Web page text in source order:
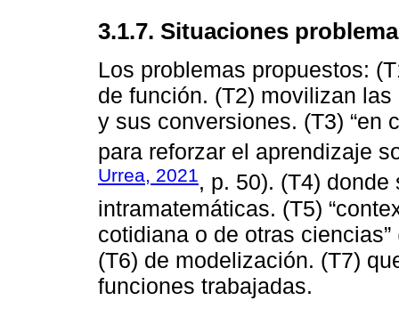
3.1.7. Situaciones problema
Los problemas propuestos:
de función. (T2) movilizan
y sus conversiones. (T3) “en
para reforzar el aprendizaje
Urrea, 2021, p. 50). (T4)
intramatemáticas. (T5)
cotidiana o de otras
(T6) de modelización. (T7)
funciones trabajadas.